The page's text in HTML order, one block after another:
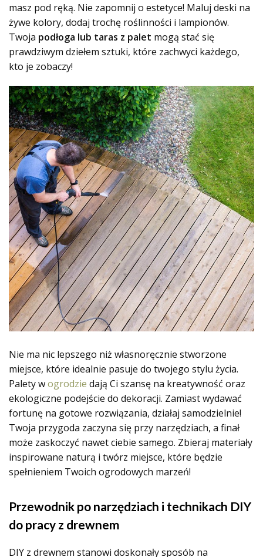
masz pod ręką. Nie zapomnij o estetyce! Maluj deski na
żywe kolory, dodaj trochę roślinności i lampionów.
Twoja podłoga lub taras z palet mogą stać się
prawdziwym dziełem sztuki, które zachwyci każdego,
kto je zobaczy!
Nie ma nic lepszego niż własnoręcznie stworzone
miejsce, które idealnie pasuje do twojego stylu życia.
Palety wogrodzie dają Ci szansę na kreatywność oraz
ekologiczne podejście do dekoracji. Zamiast wydawać
fortunę na gotowe rozwiązania, działaj samodzielnie!
Twoja przygoda zaczyna się przy narzędziach, a finał
może zaskoczyć nawet ciebie samego. Zbieraj materiały
inspirowane naturą i twórz miejsce, które będzie
spełnieniem Twoich ogrodowych marzeń!
Przewodnik po narzędziach i technikach DIY
do pracy z drewnem
DIY z drewnem stanowi doskonały sposób na